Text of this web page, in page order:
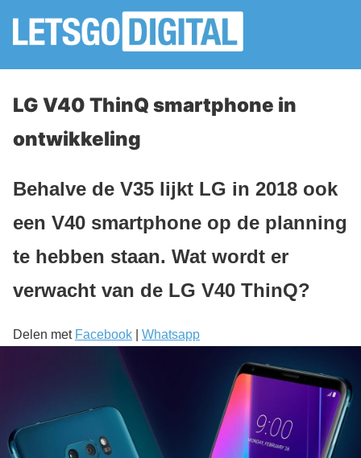
LG V40 ThinQ smartphone in
ontwikkeling
Behalve de V35 lijkt LG in 2018 ook
een V40 smartphone op de planning
te hebben staan. Wat wordt er
verwacht van de LG V40 ThinQ?
Delen met Facebook Whatsapp